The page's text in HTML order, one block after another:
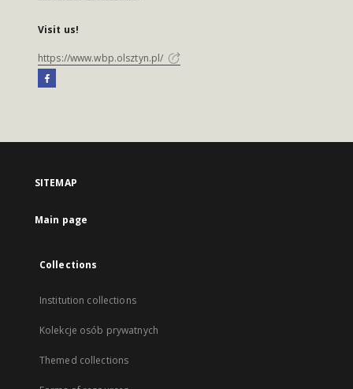
Visit us!
https://www.wbp.olsztyn.pl/
SITEMAP
Main page
Collections
Institution collections
Kolekcje osób prywatnych
Themed collections